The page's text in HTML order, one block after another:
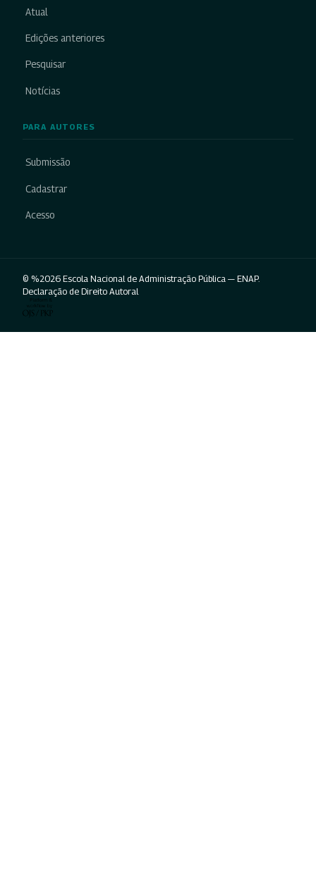
Atual
Edições anteriores
Pesquisar
Notícias
PARA AUTORES
Submissão
Cadastrar
Acesso
© %2026 Escola Nacional de Administração Pública — ENAP.
Declaração de Direito Autoral